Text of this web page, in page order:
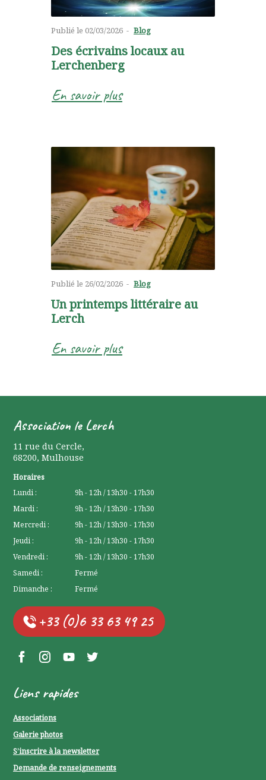
Publié le 02/03/2026 Blog
Des écrivains locaux au
Lerchenberg
En savoir plus
Publié le 26/02/2026 Blog
Un printemps littéraire au
Lerch
En savoir plus
Association le Lerch
11 rue du Cercle,
68200, Mulhouse
Horaires
Lundi :
9h - 12h / 13h30 - 17h30
Mardi :
9h - 12h / 13h30 - 17h30
Mercredi :
9h - 12h / 13h30 - 17h30
Jeudi :
9h - 12h / 13h30 - 17h30
Vendredi :
9h - 12h / 13h30 - 17h30
Samedi :
Fermé
Dimanche :
Fermé
+33 (0)6 33 63 49 25
Facebook Lerchenberg
Instagram Lerchenberg
YouTube Lerchenberg
Twitter Lerchenberg
Liens rapides
Associations
Galerie photos
S’inscrire à la newsletter
Demande de renseignements